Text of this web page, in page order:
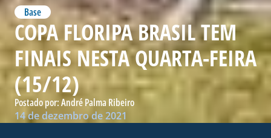
Base
COPA FLORIPA BRASIL TEM
FINAIS NESTA QUARTA-FEIRA
(15/12)
Postado por:André Palma Ribeiro
14 de dezembro de 2021